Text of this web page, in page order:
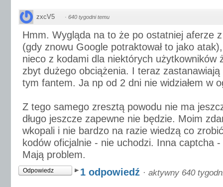
zxcV5 · 640 tygodni temu
Hmm. Wygląda na to że po ostatniej aferze
(gdy znowu Google potraktował to jako
nieco z kodami dla niektórych użytkowników
zbyt dużego obciążenia. I teraz
tym fantem. Ja np od 2 dni nie widziałem w
Z tego samego zresztą powodu nie ma
długo jeszcze zapewne nie będzie. Moim
wkopali i nie bardzo na razie wiedzą co
kodów oficjalnie - nie uchodzi. Inna captcha -
Mają problem.
Odpowiedz 1 odpowiedź · aktywny 640